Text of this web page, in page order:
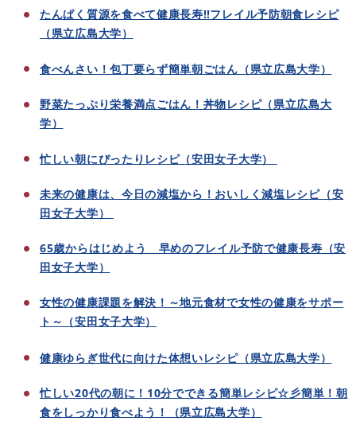
たんぱく質源を食べて健康長寿‼フレイル予防朝食レシピ
（県立広島大学）
食べんさい！包丁要らず簡単朝ごはん（県立広島大学）
野菜たっぷり栄養満点ごはん！丼物レシピ（県立広島大
学）
忙しい朝にぴったりレシピ（安田女子大学）
未来の健康は、今日の減塩から！おいしく減塩レシピ（安
田女子大学）
65歳からはじめよう 早めのフレイル予防で健康長寿（安
田女子大学）
女性の健康課題を解決！～地元食材で女性の健康をサポー
ト～（安田女子大学）
健康ゆらぎ世代に向けた体想いレシピ（県立広島大学）
忙しい20代の朝に！10分でできる簡単レシピ☆彡簡単！朝
食をしっかり食べよう！（県立広島大学）